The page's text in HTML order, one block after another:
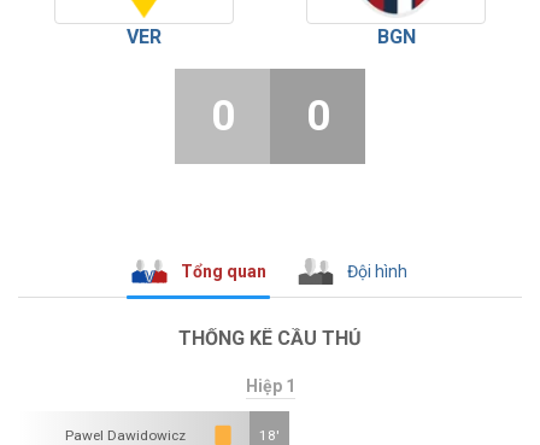
VER BGN
0 0
Tổng quan Đội hình
THỐNG KÊ CẦU THỦ
Hiệp 1
Pawel Dawidowicz 18'